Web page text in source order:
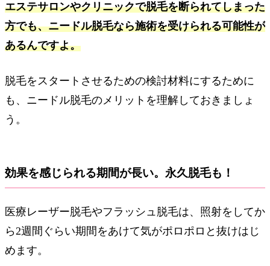
エステサロンやクリニックで脱毛を断られてしまった
方でも、ニードル脱毛なら施術を受けられる可能性が
あるんですよ。
脱毛をスタートさせるための検討材料にするために
も、ニードル脱毛のメリットを理解しておきましょ
う。
効果を感じられる期間が長い。永久脱毛も！
医療レーザー脱毛やフラッシュ脱毛は、照射をしてか
ら2週間ぐらい期間をあけて気がポロポロと抜けはじ
めます。